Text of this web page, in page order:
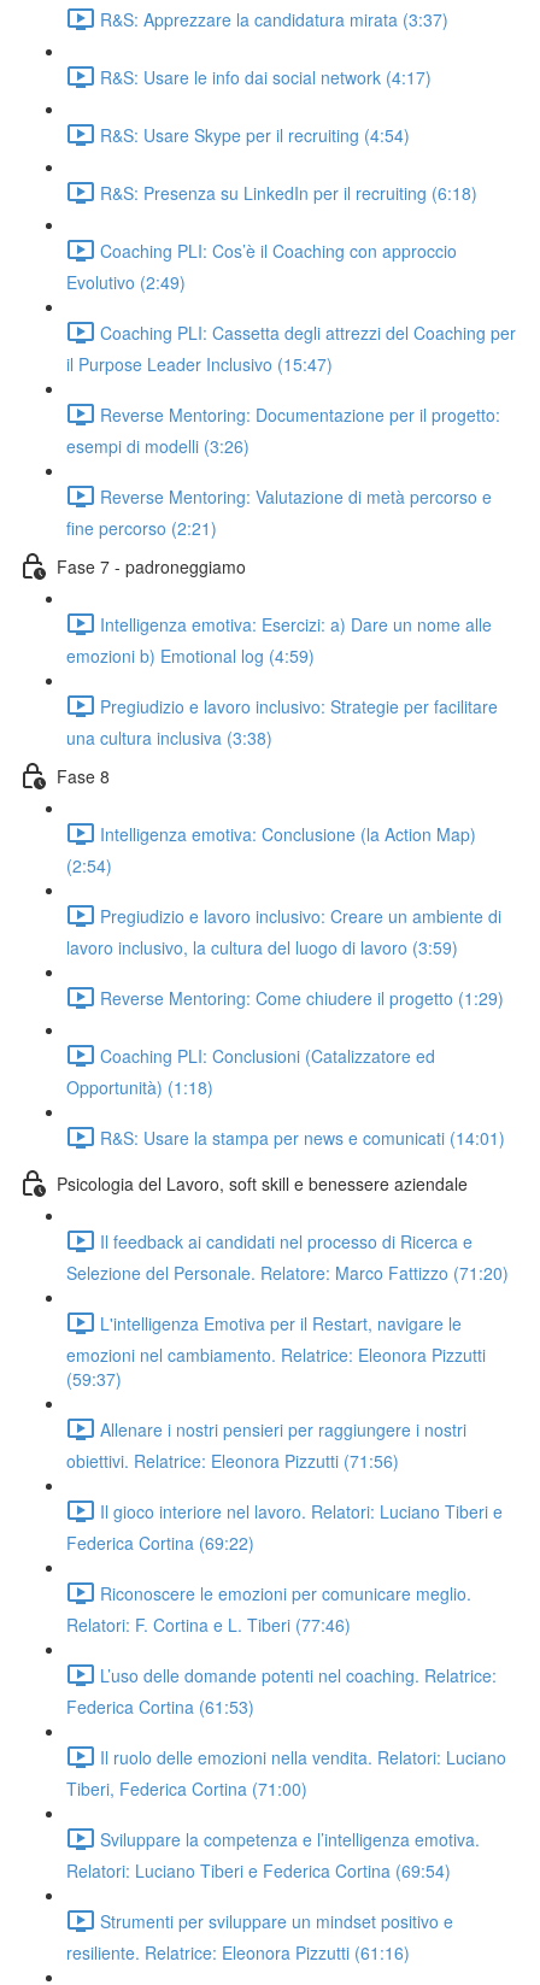
R&S: Apprezzare la candidatura mirata (3:37)
R&S: Usare le info dai social network (4:17)
R&S: Usare Skype per il recruiting (4:54)
R&S: Presenza su LinkedIn per il recruiting (6:18)
Coaching PLI: Cos’è il Coaching con approccio
Evolutivo (2:49)
Coaching PLI: Cassetta degli attrezzi del Coaching per
il Purpose Leader Inclusivo (15:47)
Reverse Mentoring: Documentazione per il progetto:
esempi di modelli (3:26)
Reverse Mentoring: Valutazione di metà percorso e
fine percorso (2:21)
Fase 7 - padroneggiamo
Intelligenza emotiva: Esercizi: a) Dare un nome alle
emozioni b) Emotional log (4:59)
Pregiudizio e lavoro inclusivo: Strategie per facilitare
una cultura inclusiva (3:38)
Fase 8
Intelligenza emotiva: Conclusione (la Action Map)
(2:54)
Pregiudizio e lavoro inclusivo: Creare un ambiente di
lavoro inclusivo, la cultura del luogo di lavoro (3:59)
Reverse Mentoring: Come chiudere il progetto (1:29)
Coaching PLI: Conclusioni (Catalizzatore ed
Opportunità) (1:18)
R&S: Usare la stampa per news e comunicati (14:01)
Psicologia del Lavoro, soft skill e benessere aziendale
Il feedback ai candidati nel processo di Ricerca e
Selezione del Personale. Relatore: Marco Fattizzo (71:20)
L'intelligenza Emotiva per il Restart, navigare le
emozioni nel cambiamento. Relatrice: Eleonora Pizzutti
(59:37)
Allenare i nostri pensieri per raggiungere i nostri
obiettivi. Relatrice: Eleonora Pizzutti (71:56)
Il gioco interiore nel lavoro. Relatori: Luciano Tiberi e
Federica Cortina (69:22)
Riconoscere le emozioni per comunicare meglio.
Relatori: F. Cortina e L. Tiberi (77:46)
L’uso delle domande potenti nel coaching. Relatrice:
Federica Cortina (61:53)
Il ruolo delle emozioni nella vendita. Relatori: Luciano
Tiberi, Federica Cortina (71:00)
Sviluppare la competenza e l’intelligenza emotiva.
Relatori: Luciano Tiberi e Federica Cortina (69:54)
Strumenti per sviluppare un mindset positivo e
resiliente. Relatrice: Eleonora Pizzutti (61:16)